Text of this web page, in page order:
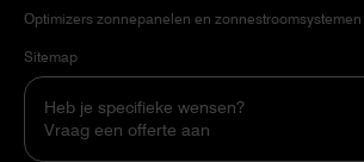
Optimizers zonnepanelen en zonnestroomsystemen
Sitemap
Heb je specifieke wensen?
Vraag een offerte aan